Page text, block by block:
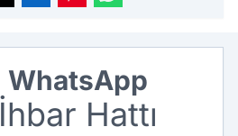
WhatsApp
İhbar Hattı